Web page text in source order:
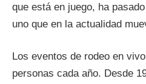
que está en juego, ha
uno que en la actualidad
Los eventos de rodeo en
personas cada año. Desde